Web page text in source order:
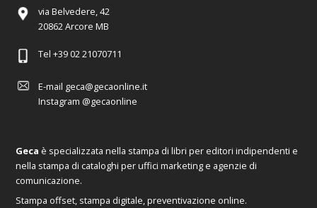
via Belvedere, 42
20862 Arcore MB
Tel +39 02 21070711
E-mail geca@gecaonline.it
Instagram @gecaonline
Geca è specializzata nella stampa di libri per editori indipendenti e
nella stampa di cataloghi per uffici marketing e agenzie di
comunicazione.
Stampa offset, stampa digitale, preventivazione online.